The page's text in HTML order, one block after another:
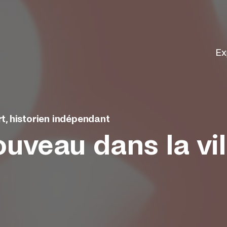
dans la
historien indépendant